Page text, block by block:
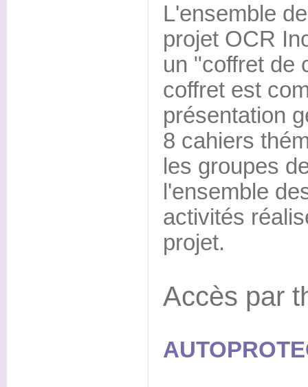
L'ensemble
projet OCR
un "coffret de
coffret est
présentation
8 cahiers
les groupes
l'ensemble
activités
projet.
Accès par